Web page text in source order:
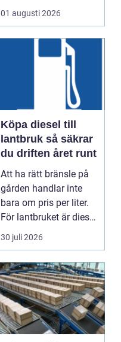
fastigheten. Samtidigt
01 augusti 2026
Köpa diesel till
lantbruk så säkrar
du driften året runt
Att ha rätt bränsle på
gården handlar inte
bara om pris per liter.
För lantbruket är diesel
en förut...
30 juli 2026